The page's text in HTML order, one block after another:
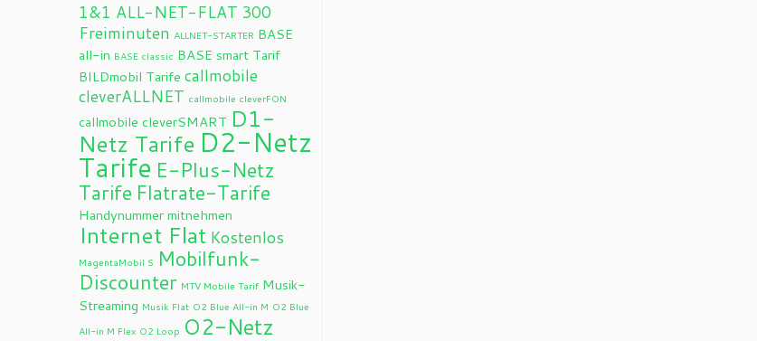
1&1 ALL-NET-FLAT 300
Freiminuten ALLNET-STARTER BASE
all-in BASE classic BASE smart Tarif
BILDmobil Tarife callmobile
cleverALLNET callmobile cleverFON
callmobile cleverSMART D1-
Netz Tarife D2-Netz
Tarife E-Plus-Netz
Tarife Flatrate-Tarife
Handynummer mitnehmen
Internet Flat Kostenlos
MagentaMobil S Mobilfunk-
Discounter MTV Mobile Tarif Musik-
Streaming Musik Flat O2 Blue All-in M O2 Blue
All-in M Flex O2 Loop O2-Netz